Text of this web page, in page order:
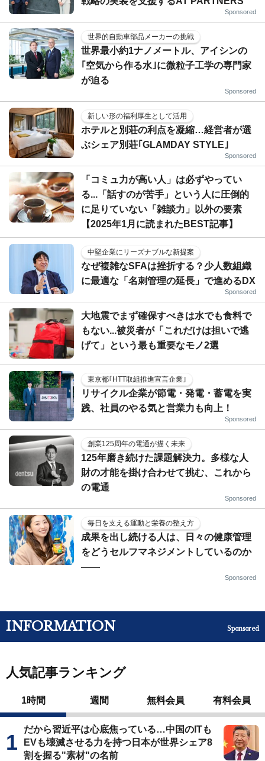
Sponsored
世界的自動車部品メーカーの挑戦
世界最小約1ナノメートル、アイシンの
｢空気から作る水｣に微粒子工学の専門家
が迫る
Sponsored
新しい形の福利厚生として活用
ホテルと別荘の利点を凝縮…経営者が選
ぶシェア別荘｢GLAMDAY STYLE｣
Sponsored
「コミュ力が高い人」は必ずやってい
る...「話すのが苦手」という人に圧倒的
に足りていない「雑談力」以外の要素
【2025年1月に読まれたBEST記事】
中堅企業にリーズナブルな新提案
なぜ複雑なSFAは挫折する？少人数組織
に最適な「名刺管理の延長」で進めるDX
Sponsored
大地震でまず確保すべきは水でも食料で
もない...被災者が「これだけは担いで逃
げて」という最も重要なモノ2選
東京都｢HTT取組推進宣言企業｣
リサイクル企業が節電・発電・蓄電を実
践、社員のやる気と営業力も向上！
Sponsored
創業125周年の電通が描く未来
125年磨き続けた課題解決力。多様な人
財の才能を掛け合わせて挑む、これから
の電通
Sponsored
毎日を支える運動と栄養の整え方
成果を出し続ける人は、日々の健康管理
をどうセルフマネジメントしているのか
——
Sponsored
INFORMATION Sponsored
人気記事ランキング
1時間 週間 無料会員 有料会員
だから習近平は心底焦っている…中国のITも
EVも壊滅させる力を持つ日本が世界シェア8
割を握る"素材"の名前